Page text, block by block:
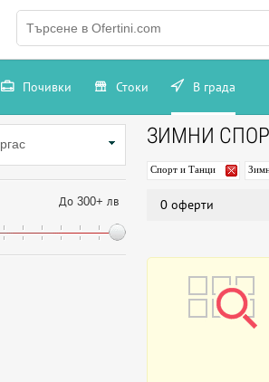
Почивки Стоки В града
До 300+ лв
ЗИМНИ
Спорт и Танци
0 оферти